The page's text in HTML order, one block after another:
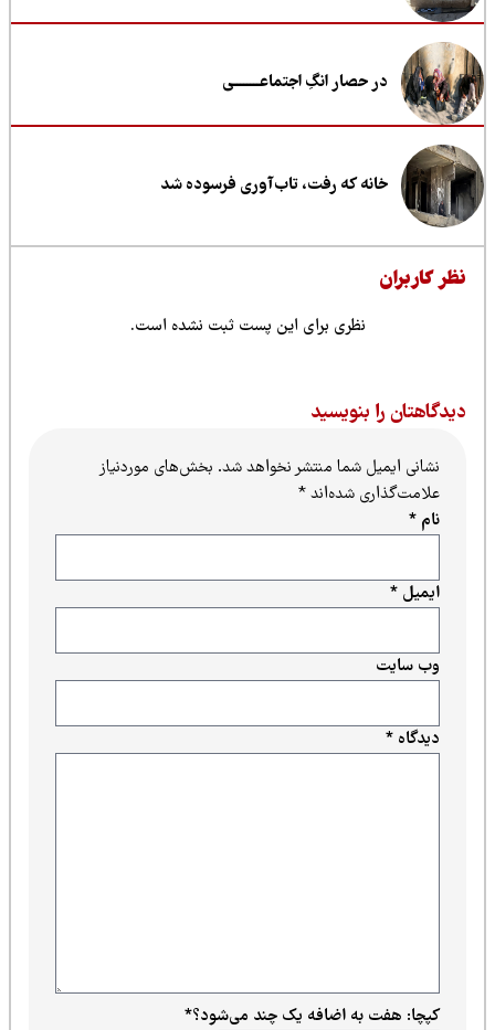
در حصار انگِ اجتماعــــــــی
خانه که رفت، تاب‌آوری فرسوده شد
کاربران
نظری برای این پست ثبت نشده است.
را بنویسید
نشانی ایمیل شما منتشر نخواهد شد.بخش‌های موردنیاز
علامت‌گذاری شده‌اند*
دیدگاه*
ایمیل*
وب‌ سایت
کپچا: هفت به اضافه یک چند می‌شود؟*